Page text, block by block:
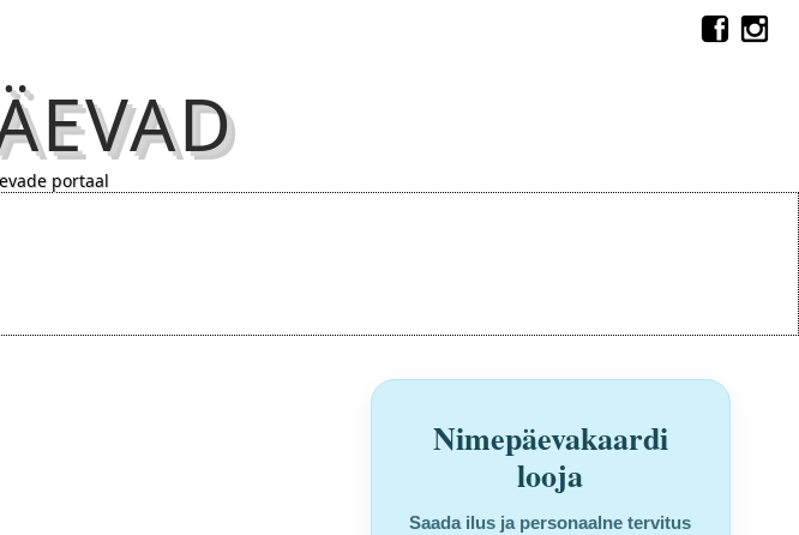
portaal
Nimepäevakaardi
looja
Saada ilus ja personaalne tervitus